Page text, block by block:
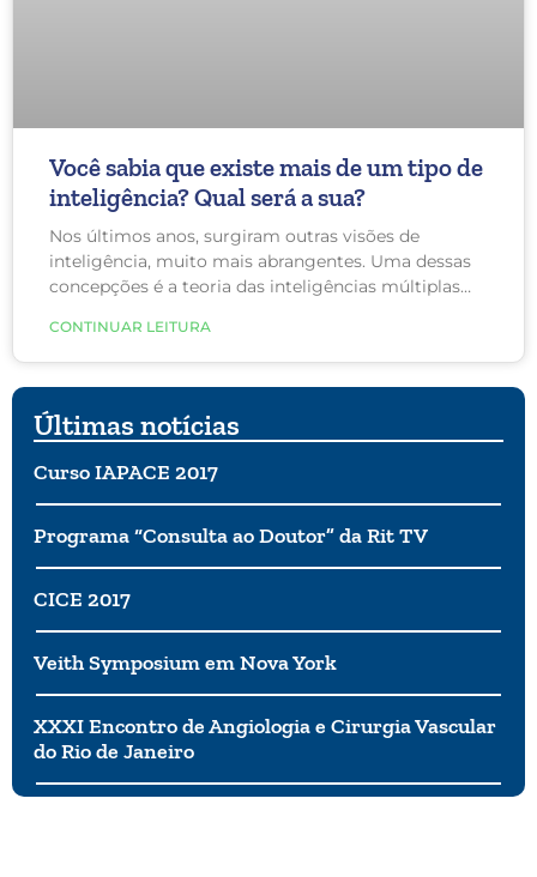
Você sabia que existe mais de um tipo de
inteligência? Qual será a sua?
Nos últimos anos, surgiram outras visões de
inteligência, muito mais abrangentes. Uma dessas
concepções é a teoria das inteligências múltiplas
Harvard. Essa teoria sugere que as visões
psicométricas tradicionais da inteligência são muito
limitadas. Gardner propôs que existem oito
inteligências e sugeriu o possível acréscimo de uma
nona, conhecida como “inteligência existencialista”.
CONTINUAR LEITURA
Últimas notícias
Curso IAPACE 2017
Programa “Consulta ao Doutor” da Rit TV
CICE 2017
Veith Symposium em Nova York
XXXI Encontro de Angiologia e Cirurgia Vascular
do Rio de Janeiro